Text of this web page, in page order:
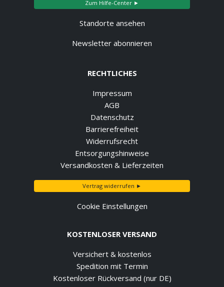
Zum Hilfe-Center ►
Standorte ansehen
Newsletter abonnieren
RECHTLICHES
Impressum
AGB
Datenschutz
Barrierefreiheit
Widerrufsrecht
Entsorgungshinweise
Versandkosten & Lieferzeiten
Vertrag widerrufen ►
Cookie Einstellungen
KOSTENLOSER VERSAND
Versichert & kostenlos
Spedition mit Termin
Kostenloser Rückversand (nur DE)